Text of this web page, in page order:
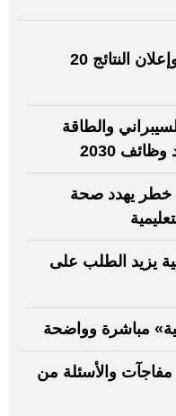
انتهاء اختبارات الإعادة غداً.. وإعلان النتائج 20
والطاقة
2030
خطر يهدد صحة
يزيد الطلب على
بلا مفاجآت والأسئلة من